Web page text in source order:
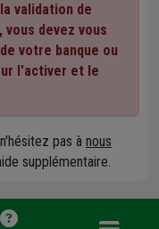
validation de
devez vous
votre banque ou
l'activer et le
pas à nous
supplémentaire.